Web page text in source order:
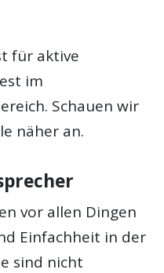
für aktive
im
Schauen wir
näher an.
vor allen Dingen
Einfachheit in der
sind nicht